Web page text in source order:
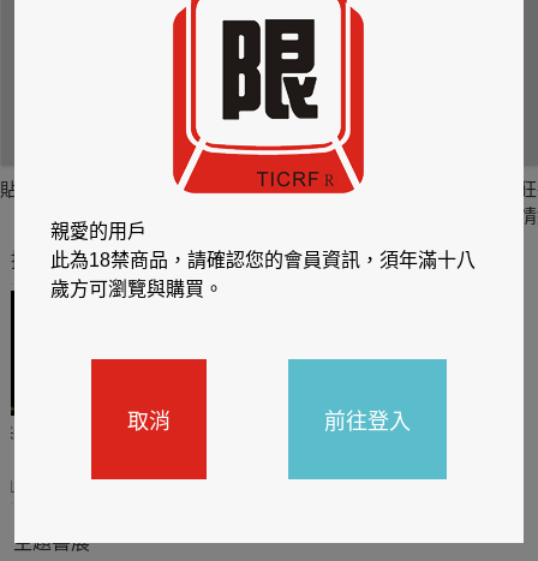
貼身剪裁II：如癮
貼心情婦～魅惑之
情竊竹心～魅惑之
推薦你買好東西
閱讀有禮，TCL平板送觸
TCL數位筆記本送月讀包1
親愛的用戶
此為18禁商品，請確認您的會員資訊，須年滿十八
歲方可瀏覽與購買。
取消 前往登入
主題書展